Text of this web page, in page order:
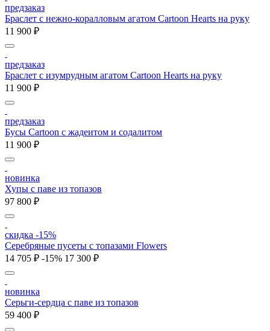
предзаказ
Браслет с нежно-коралловым агатом Cartoon Hearts на руку
11 900 ₽
предзаказ
Браслет с изумрудным агатом Cartoon Hearts на руку
11 900 ₽
предзаказ
Бусы Cartoon с жадеитом и содалитом
11 900 ₽
новинка
Хупы с паве из топазов
97 800 ₽
скидка -15%
Серебряные пусеты с топазами Flowers
14 705 ₽ -15% 17 300 ₽
новинка
Серьги-сердца с паве из топазов
59 400 ₽